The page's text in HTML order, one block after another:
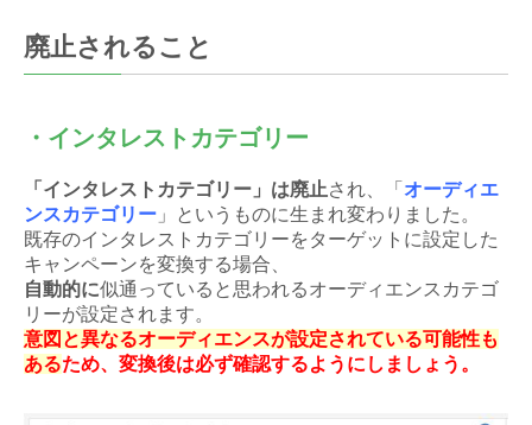
廃止されること
・インタレストカテゴリー
「インタレストカテゴリー」は廃止され、「 オーディエ
ンスカテゴリー 」というものに生まれ変わりました。
既存のインタレストカテゴリーをターゲットに設定した
キャンペーンを変換する場合、
自動的に似通っていると思われるオーディエンスカテゴ
リーが設定されます。
意図と異なるオーディエンスが設定されている可能性も
あるため、変換後は必ず確認するようにしましょう。